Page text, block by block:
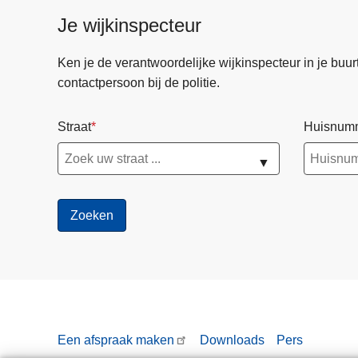
Je wijkinspecteur
Ken je de verantwoordelijke wijkinspecteur in je
contactpersoon bij de politie.
Straat
▼
Een afspraak maken Downloads Pers